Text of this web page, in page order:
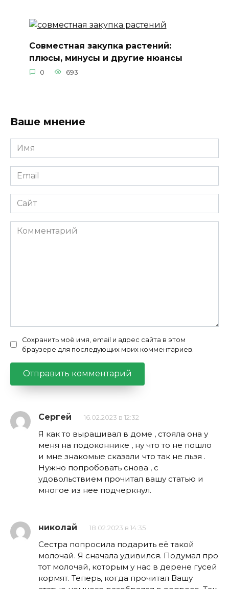
Совместная закупка растений:
плюсы, минусы и другие нюансы
0 693
Ваше мнение
Имя
*
Email
*
Сайт
Комментарий
Сохранить моё имя, email и адрес сайта в этом
браузере для последующих моих комментариев.
Сергей 16.02.2023 в 12:32
Я как то выращивал в доме , стояла она у
меня на подоконнике , ну что то не пошло
и мне знакомые сказали что так не льзя .
Нужно попробовать снова , с
удовольствием прочитал вашу статью и
многое из нее подчеркнул.
николай 18.02.2023 в 14:35
Сестра попросила подарить её такой
молочай. Я сначала удивился. Подумал про
тот молочай, которым у нас в дерене гусей
кормят. Теперь, когда прочитал Вашу